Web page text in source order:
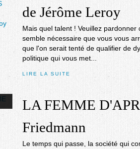
de Jérôme Leroy
Mais quel talent ! Veuillez
semble nécessaire que vous vous
que l'on serait tenté de qualifier de
politique qui vous met...
LIRE LA SUITE
LA FEMME
Friedmann
Le temps qui passe, la société qui